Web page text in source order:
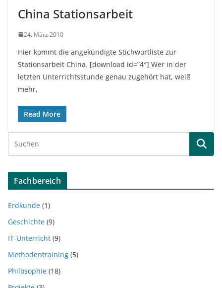
China Stationsarbeit
24. März 2010
Hier kommt die angekündigte Stichwortliste zur
Stationsarbeit China. [download id=“4″] Wer in der
letzten Unterrichtsstunde genau zugehört hat, weiß
mehr,
Read More
Fachbereich
Erdkunde (1)
Geschichte (9)
IT-Unterricht (9)
Methodentraining (5)
Philosophie (18)